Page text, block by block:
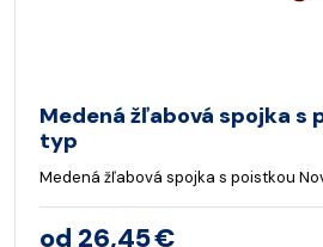
Medená žľabová spojka s
typ
Medená žľabová spojka s poistkou
od 26,45 €